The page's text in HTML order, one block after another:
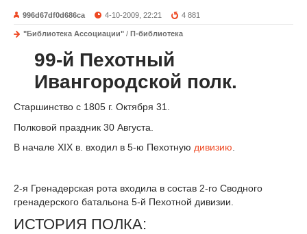
996d67df0d686ca 4-10-2009, 22:21 4 881
"Библиотека Ассоциации" / П-библиотека
99-й Пехотный
Ивангородской полк.
Старшинство с 1805 г. Октября 31.
Полковой праздник 30 Августа.
В начале XIX в. входил в 5-ю Пехотную дивизию.
2-я Гренадерская рота входила в состав 2-го Сводного
гренадерского батальона 5-й Пехотной дивизии.
ИСТОРИЯ ПОЛКА: